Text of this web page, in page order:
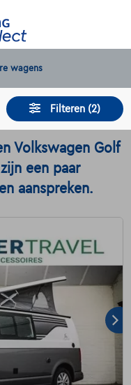
Touring
Filteren (2)
Volkswagen Golf
een paar
aanspreken.